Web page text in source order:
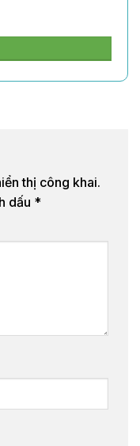
thị công khai.
dấu *